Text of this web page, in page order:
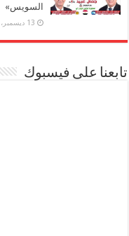
السويس»
13 ديسمبر، 2020
تابعنا على فيسبوك